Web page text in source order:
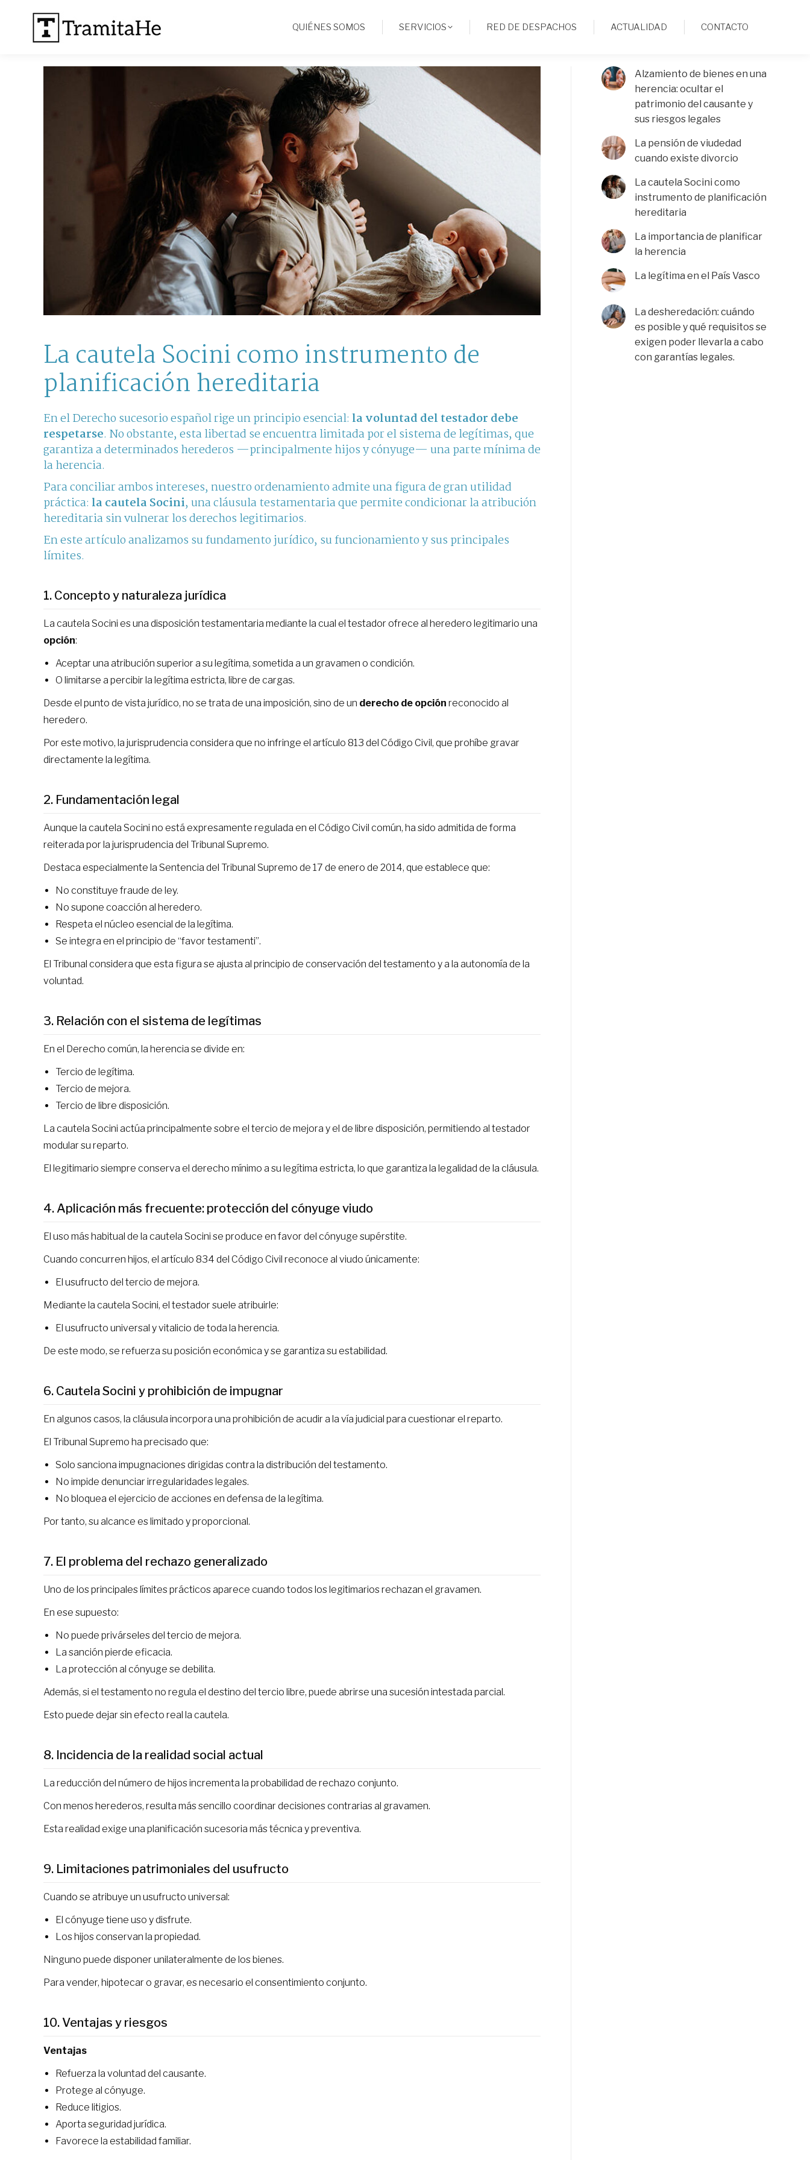
QUIÉNES SOMOS SERVICIOS RED DE DESPACHOS ACTUALIDAD CONTACTO
La cautela Socini como instrumento de
planificación hereditaria
En el Derecho sucesorio español rige un principio esencial: la voluntad del testador debe
respetarse. No obstante, esta libertad se encuentra limitada por el sistema de legítimas, que
garantiza a determinados herederos —principalmente hijos y cónyuge— una parte mínima de
la herencia.
Para conciliar ambos intereses, nuestro ordenamiento admite una figura de gran utilidad
práctica: la cautela Socini, una cláusula testamentaria que permite condicionar la atribución
hereditaria sin vulnerar los derechos legitimarios.
En este artículo analizamos su fundamento jurídico, su funcionamiento y sus principales
límites.
1. Concepto y naturaleza jurídica
La cautela Socini es una disposición testamentaria mediante la cual el testador ofrece al heredero legitimario una
opción:
Aceptar una atribución superior a su legítima, sometida a un gravamen o condición.
O limitarse a percibir la legítima estricta, libre de cargas.
Desde el punto de vista jurídico, no se trata de una imposición, sino de un derecho de opción reconocido al
heredero.
Por este motivo, la jurisprudencia considera que no infringe el artículo 813 del Código Civil, que prohíbe gravar
directamente la legítima.
2. Fundamentación legal
Aunque la cautela Socini no está expresamente regulada en el Código Civil común, ha sido admitida de forma
reiterada por la jurisprudencia del Tribunal Supremo.
Destaca especialmente la Sentencia del Tribunal Supremo de 17 de enero de 2014, que establece que:
No constituye fraude de ley.
No supone coacción al heredero.
Respeta el núcleo esencial de la legítima.
Se integra en el principio de “favor testamenti”.
El Tribunal considera que esta figura se ajusta al principio de conservación del testamento y a la autonomía de la
voluntad.
3. Relación con el sistema de legítimas
En el Derecho común, la herencia se divide en:
Tercio de legítima.
Tercio de mejora.
Tercio de libre disposición.
La cautela Socini actúa principalmente sobre el tercio de mejora y el de libre disposición, permitiendo al testador
modular su reparto.
El legitimario siempre conserva el derecho mínimo a su legítima estricta, lo que garantiza la legalidad de la cláusula.
4. Aplicación más frecuente: protección del cónyuge viudo
El uso más habitual de la cautela Socini se produce en favor del cónyuge supérstite.
Cuando concurren hijos, el artículo 834 del Código Civil reconoce al viudo únicamente:
El usufructo del tercio de mejora.
Mediante la cautela Socini, el testador suele atribuirle:
El usufructo universal y vitalicio de toda la herencia.
De este modo, se refuerza su posición económica y se garantiza su estabilidad.
6. Cautela Socini y prohibición de impugnar
En algunos casos, la cláusula incorpora una prohibición de acudir a la vía judicial para cuestionar el reparto.
El Tribunal Supremo ha precisado que:
Solo sanciona impugnaciones dirigidas contra la distribución del testamento.
No impide denunciar irregularidades legales.
No bloquea el ejercicio de acciones en defensa de la legítima.
Por tanto, su alcance es limitado y proporcional.
7. El problema del rechazo generalizado
Uno de los principales límites prácticos aparece cuando todos los legitimarios rechazan el gravamen.
En ese supuesto:
No puede privárseles del tercio de mejora.
La sanción pierde eficacia.
La protección al cónyuge se debilita.
Además, si el testamento no regula el destino del tercio libre, puede abrirse una sucesión intestada parcial.
Esto puede dejar sin efecto real la cautela.
8. Incidencia de la realidad social actual
La reducción del número de hijos incrementa la probabilidad de rechazo conjunto.
Con menos herederos, resulta más sencillo coordinar decisiones contrarias al gravamen.
Esta realidad exige una planificación sucesoria más técnica y preventiva.
9. Limitaciones patrimoniales del usufructo
Cuando se atribuye un usufructo universal:
El cónyuge tiene uso y disfrute.
Los hijos conservan la propiedad.
Ninguno puede disponer unilateralmente de los bienes.
Para vender, hipotecar o gravar, es necesario el consentimiento conjunto.
10. Ventajas y riesgos
Ventajas
Refuerza la voluntad del causante.
Protege al cónyuge.
Reduce litigios.
Aporta seguridad jurídica.
Favorece la estabilidad familiar.
Alzamiento de bienes en una
herencia: ocultar el
patrimonio del causante y
sus riesgos legales
La pensión de viudedad
cuando existe divorcio
La cautela Socini como
instrumento de planificación
hereditaria
La importancia de planificar
la herencia
La legítima en el País Vasco
La desheredación: cuándo
es posible y qué requisitos se
exigen poder llevarla a cabo
con garantías legales.